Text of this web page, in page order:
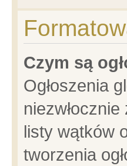
Czym są
Ogłoszenia
listy wątków
tworzenia